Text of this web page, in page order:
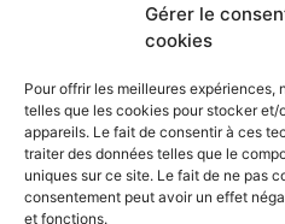
Gérer le
cookies
Pour offrir les meilleures expériences,
telles que les cookies pour stocker
appareils. Le fait de consentir à ces
traiter des données telles que le
uniques sur ce site. Le fait de ne pas
consentement peut avoir un effet
et fonctions.
DEVIS
DEVIS
DEVIS